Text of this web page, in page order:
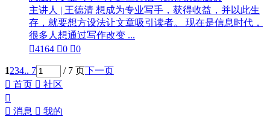
主讲人 | 王德清 想成为专业写手，获得收益，并以此生
存，就要想方设法让文章吸引读者。 现在是信息时代，
很多人想通过写作改变 ...
4164 0 0
1234.. 7 / 7 页下一页
 首页  社区

 消息  我的